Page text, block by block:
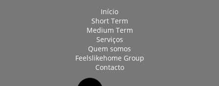
Início
Short Term
Medium Term
Serviços
Quem somos
Feelslikehome Group
Contacto